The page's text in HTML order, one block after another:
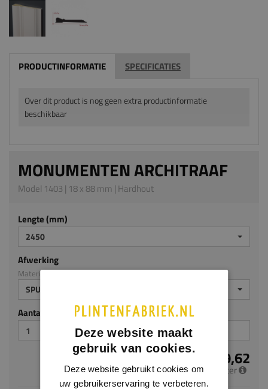
PRODUCTINFORMATIE SPECIFICATIES
Over dit product is nog geen extra productinformatie
beschikbaar
MONUMENTEN ARCHITRAAF
Model 1403 | 18 x 88 mm | Hardhout
Lengte (mm)
2450
Afwerking
Materiaal: Hardhout
SPUITPLAMUUR
Aantal stuks
€ 9,62
per meter
Deze website maakt
gebruik van cookies.
Deze website gebruikt cookies om
uw gebruikerservaring te verbeteren.